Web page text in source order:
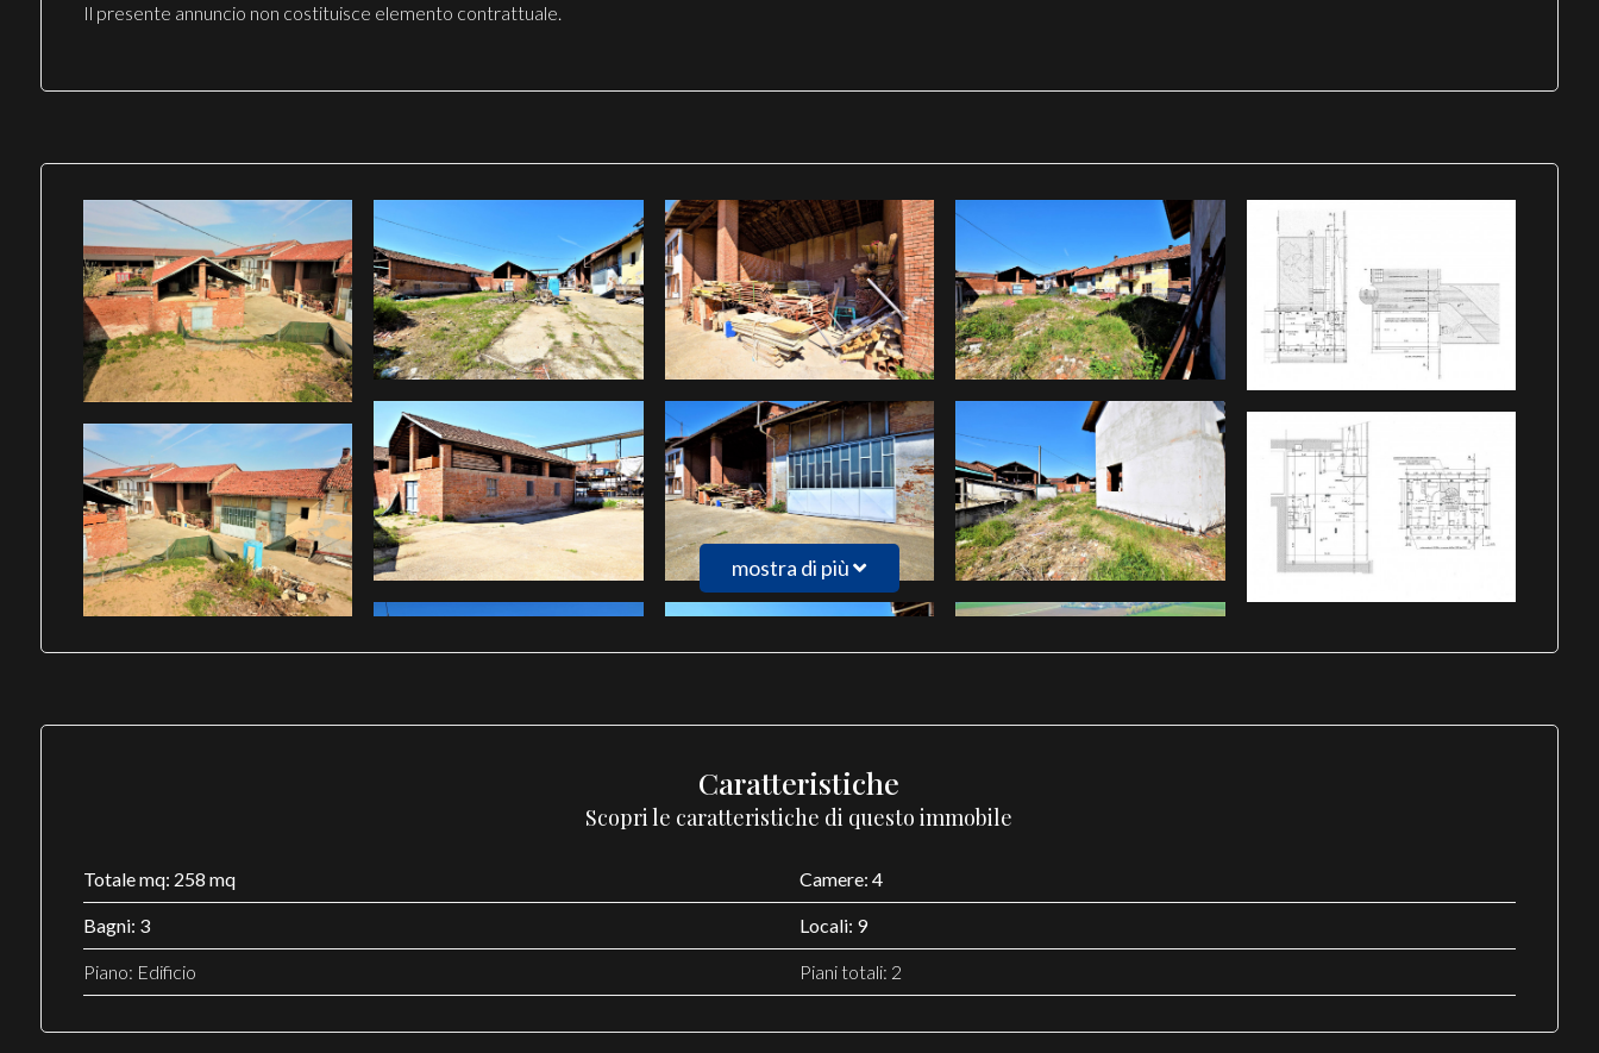
Il presente annuncio non costituisce elemento contrattuale.
mostra di più
Caratteristiche
Scopri le caratteristiche di questo immobile
Totale mq: 258 mq Camere: 4
Bagni: 3 Locali: 9
Piano: Edificio Piani totali: 2